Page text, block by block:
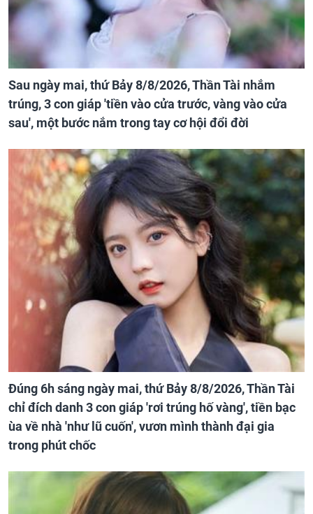
Sau ngày mai, thứ Bảy 8/8/2026, Thần Tài nhắm
trúng, 3 con giáp 'tiền vào cửa trước, vàng vào cửa
sau', một bước nắm trong tay cơ hội đổi đời
Đúng 6h sáng ngày mai, thứ Bảy 8/8/2026, Thần Tài
chỉ đích danh 3 con giáp 'rơi trúng hố vàng', tiền bạc
ùa về nhà 'như lũ cuốn', vươn mình thành đại gia
trong phút chốc